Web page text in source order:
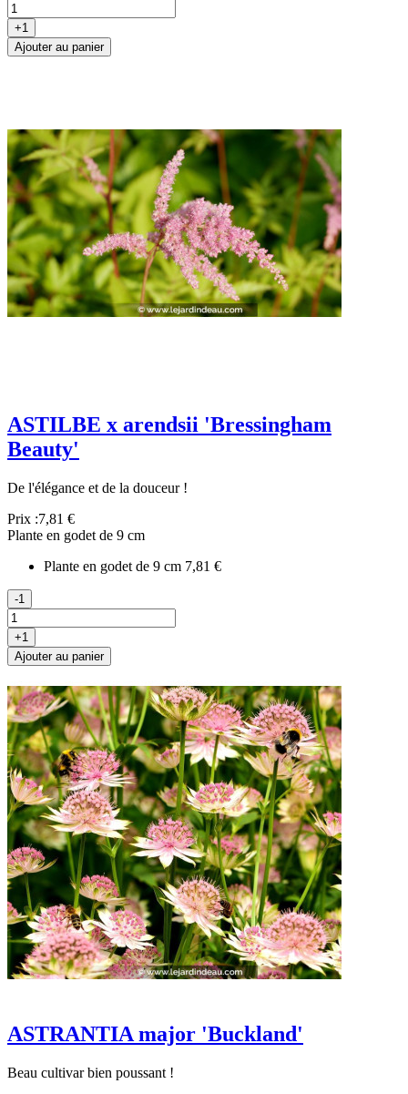
+1
Ajouter au panier
ASTILBE x arendsii 'Bressingham
Beauty'
De l'élégance et de la douceur !
Prix :7,81 €
Plante en godet de 9 cm
Plante en godet de 9 cm 7,81 €
-1
+1
Ajouter au panier
ASTRANTIA major 'Buckland'
Beau cultivar bien poussant !